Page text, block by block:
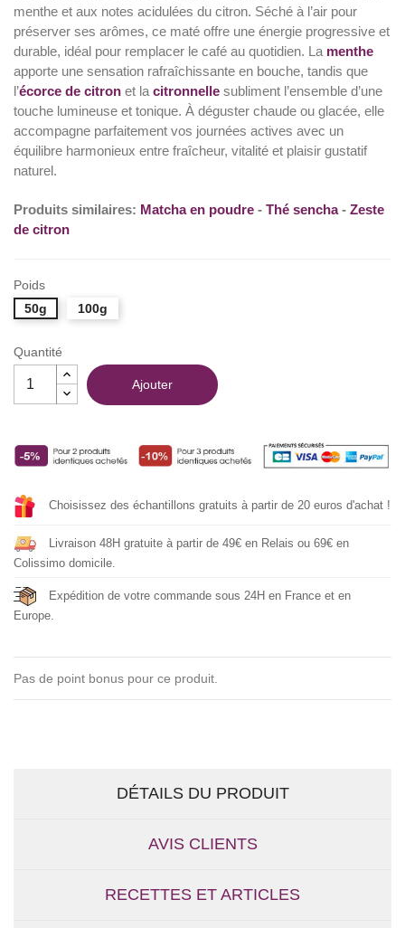
(1 avis)
menthe et aux notes acidulées du citron. Séché à l’air pour
préserver ses arômes, ce maté offre une énergie progressive et
durable, idéal pour remplacer le café au quotidien. La menthe
apporte une sensation rafraîchissante en bouche, tandis que
l’écorce de citron et la citronnelle subliment l’ensemble d’une
touche lumineuse et tonique. À déguster chaude ou glacée, elle
accompagne parfaitement vos journées actives avec un
équilibre harmonieux entre fraîcheur, vitalité et plaisir gustatif
naturel.
Produits similaires: Matcha en poudre - Thé sencha- Zeste
de citron
Poids
50g
100g
Quantité
Ajouter
Choisissez des échantillons gratuits à partir de 20 euros d'achat !
Livraison 48H gratuite à partir de 49€ en Relais ou 69€ en
Colissimo domicile.
Expédition de votre commande sous 24H en France et en
Europe.
Pas de point bonus pour ce produit.
DÉTAILS DU PRODUIT
AVIS CLIENTS
RECETTES ET ARTICLES